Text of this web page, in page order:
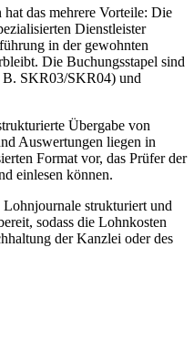
das mehrere Vorteile: Die
Dienstleister
in der gewohnten
Die Buchungsstapel sind
B. SKR03/SKR04) und
Übergabe von
Auswertungen liegen in
Format vor, das Prüfer der
einlesen können.
strukturiert und
sodass die Lohnkosten
der Kanzlei oder des